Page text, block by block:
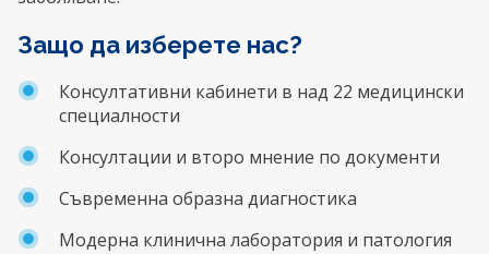
Защо да изберете нас?
Консултативни кабинети в над 22 медицински
специалности
Кoнсултации и второ мнение по документи
Съвременна образна диагностика
Модерна клинична лаборатория и патология